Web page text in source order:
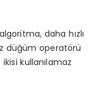
daha hızlı
düğüm operatörü
kullanılamaz